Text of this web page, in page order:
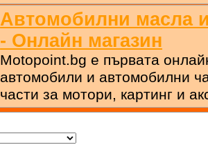
Автомобилни масла
- Онлайн магазин
Motopoint.bg e първата
автомобили и автомобилни
части за мотори, картинг и